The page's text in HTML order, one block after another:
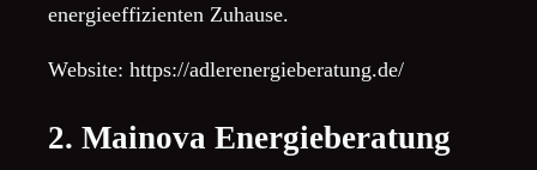
energieeffizienten Zuhause.
Website: https://adlerenergieberatung.de/
2. Mainova Energieberatung